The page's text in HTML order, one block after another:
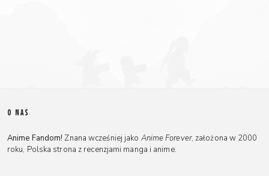
O NAS
Anime Fandom! Znana wcześniej jako Anime Forever, założona w 2000
roku, Polska strona z recenzjami manga i anime.